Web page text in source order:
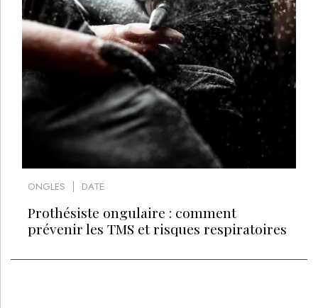
ONGLES DATE
Prothésiste ongulaire : comment
prévenir les TMS et risques respiratoires